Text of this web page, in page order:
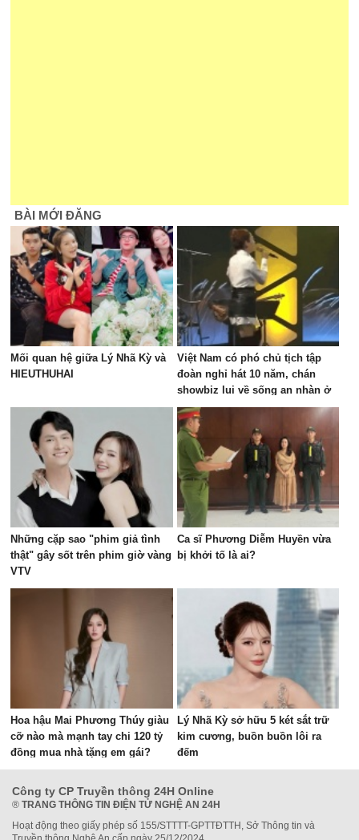
BÀI MỚI ĐĂNG
Mối quan hệ giữa Lý Nhã Kỳ và
HIEUTHUHAI
Việt Nam có phó chủ tịch tập
đoàn nghỉ hát 10 năm, chán
showbiz lui về sống an nhàn ở
biệt thự nghìn mét vuông
Những cặp sao "phim giả tình
thật" gây sốt trên phim giờ vàng
VTV
Ca sĩ Phương Diễm Huyền vừa
bị khởi tố là ai?
Hoa hậu Mai Phương Thúy giàu
cỡ nào mà mạnh tay chi 120 tỷ
đồng mua nhà tặng em gái?
Lý Nhã Kỳ sở hữu 5 két sắt trữ
kim cương, buồn buồn lôi ra
đếm
Công ty CP Truyền thông 24H Online
® TRANG THÔNG TIN ĐIỆN TỬ NGHỆ AN 24H
Hoạt động theo giấy phép số 155/STTTT-GPTTĐTTH, Sở Thông tin và